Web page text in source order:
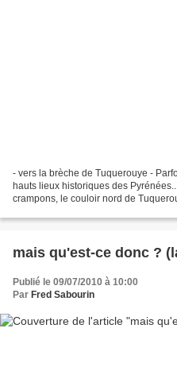
- vers la brèche de Tuquerouye -
hauts lieux historiques des
crampons, le couloir nord de
mais qu'est-ce donc ?
Publié le 09/07/2010 à 10:00
Par Fred Sabourin